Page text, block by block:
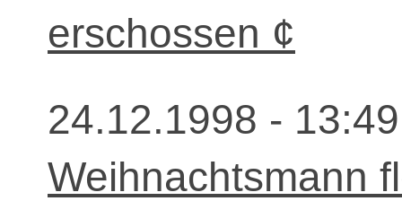
erschossen ¢
24.12.1998 -
Weihnachtsmann